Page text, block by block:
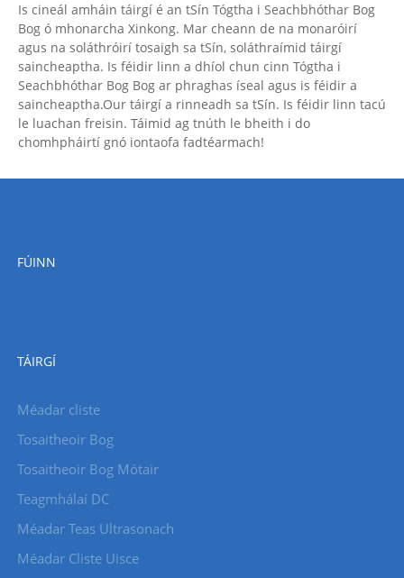
Is cineál amháin táirgí é an tSín Tógtha i Seachbhóthar Bog
Bog ó mhonarcha Xinkong. Mar cheann de na monaróirí
agus na soláthróirí tosaigh sa tSín, soláthraímid táirgí
saincheaptha. Is féidir linn a dhíol chun cinn Tógtha i
Seachbhóthar Bog Bog ar phraghas íseal agus is féidir a
saincheaptha.Our táirgí a rinneadh sa tSín. Is féidir linn tacú
le luachan freisin. Táimid ag tnúth le bheith i do
chomhpháirtí gnó iontaofa fadtéarmach!
FÚINN
TÁIRGÍ
Méadar cliste
Tosaitheoir Bog
Tosaitheoir Bog Mótair
Teagmhálaí DC
Méadar Teas Ultrasonach
Méadar Cliste Uisce